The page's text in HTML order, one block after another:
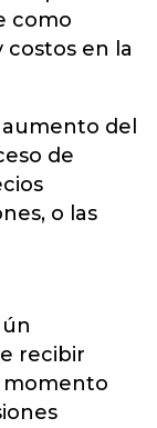
como
costos en la
del
de
o las
recibir
momento